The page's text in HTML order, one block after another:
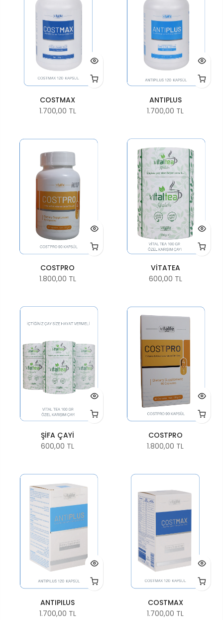
COSTMAX
1.700,00 TL
ANTIPLUS
1.700,00 TL
COSTPRO
1.800,00 TL
VİTATEA
600,00 TL
ŞİFA ÇAYİ
600,00 TL
COSTPRO
1.800,00 TL
ANTIPILUS
1.700,00 TL
COSTMAX
1.700,00 TL